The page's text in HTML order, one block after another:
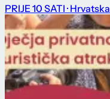
PRIJE 10 SATI · Hrvatska